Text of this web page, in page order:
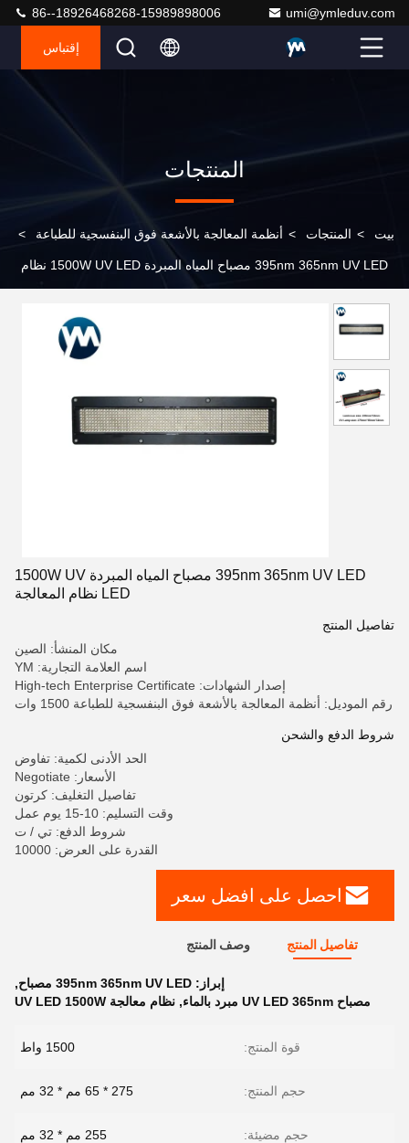
umi@ymleduv.com
86--18926468268-15989898006
إقتباس
المنتجات
بيت > المنتجات > أنظمة المعالجة بالأشعة فوق البنفسجية للطباعة >
395nm 365nm UV LED مصباح المياه المبردة 1500W UV LED نظام
395nm 365nm UV LED مصباح المياه المبردة 1500W UV
LED نظام المعالجة
تفاصيل المنتج
مكان المنشأ: الصين
اسم العلامة التجارية: YM
إصدار الشهادات: High-tech Enterprise Certificate
رقم الموديل: أنظمة المعالجة بالأشعة فوق البنفسجية للطباعة 1500 وات
شروط الدفع والشحن
الحد الأدنى لكمية: تفاوض
الأسعار: Negotiate
تفاصيل التغليف: كرتون
وقت التسليم: 10-15 يوم عمل
شروط الدفع: تي / ت
القدرة على العرض: 10000
احصل على افضل سعر
تفاصيل المنتج وصف المنتج
إبراز: 395nm 365nm UV LED مصباح
,
مصباح UV LED 365nm مبرد بالماء
, نظام معالجة UV LED 1500W
قوة المنتج: 1500 واط
حجم المنتج: 275 * 65 مم * 32 مم
حجم مضيئة: 255 مم * 32 مم